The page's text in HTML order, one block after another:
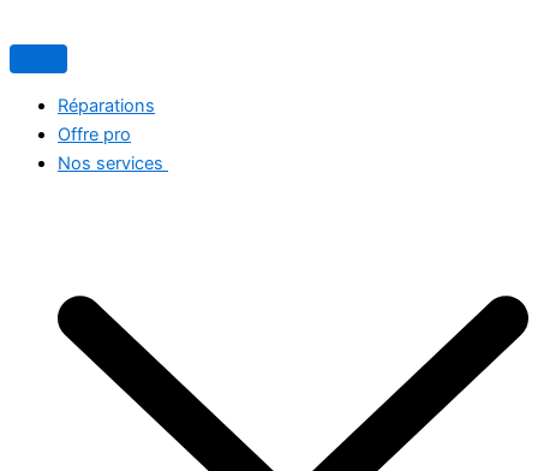
au
contenu
Réparations
Offre pro
Nos services